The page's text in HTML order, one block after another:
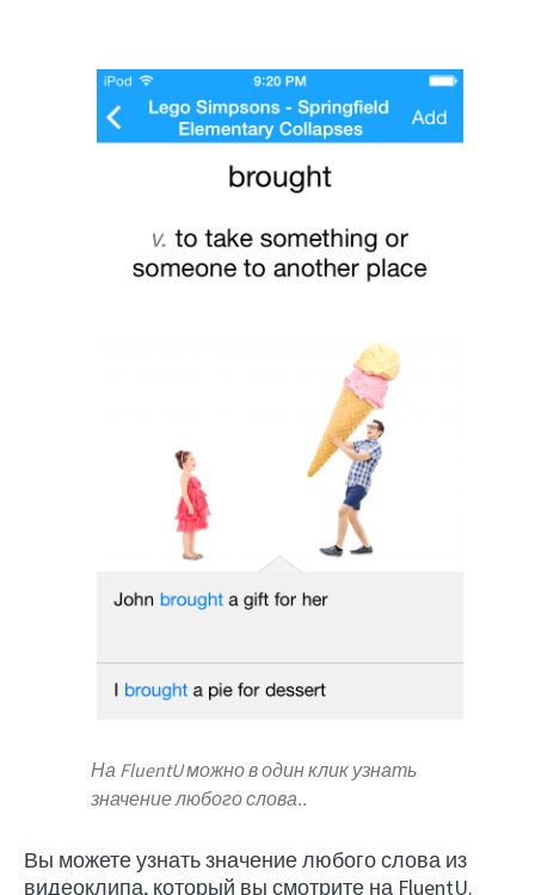
На FluentU можно в один клик узнать
значение любого слова..
Вы можете узнать значение любого слова из
видеоклипа, который вы смотрите на FluentU.